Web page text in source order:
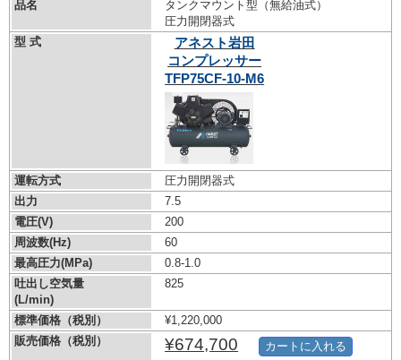
品名
タンクマウント型（無給油式）
圧力開閉器式
型 式
アネスト岩田
コンプレッサー
TFP75CF-10-M6
運転方式
圧力開閉器式
出力
7.5
電圧(V)
200
周波数(Hz)
60
最高圧力(MPa)
0.8-1.0
吐出し空気量
(L/min)
825
標準価格（税別）
¥1,220,000
販売価格（税別）
¥674,700 カートに入れる